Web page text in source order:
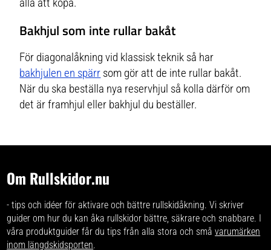
alla att köpa.
Bakhjul som inte rullar bakåt
För diagonalåkning vid klassisk teknik så har
bakhjulen en spärr som gör att de inte rullar bakåt.
När du ska beställa nya reservhjul så kolla därför om
det är framhjul eller bakhjul du beställer.
Om Rullskidor.nu
- tips och idéer för aktivare och bättre rullskidåkning. Vi skriver
guider om hur du kan åka rullskidor bättre, säkrare och snabbare. I
våra produktguider får du tips från alla stora och småvarumärken
inom längdskidsporten.